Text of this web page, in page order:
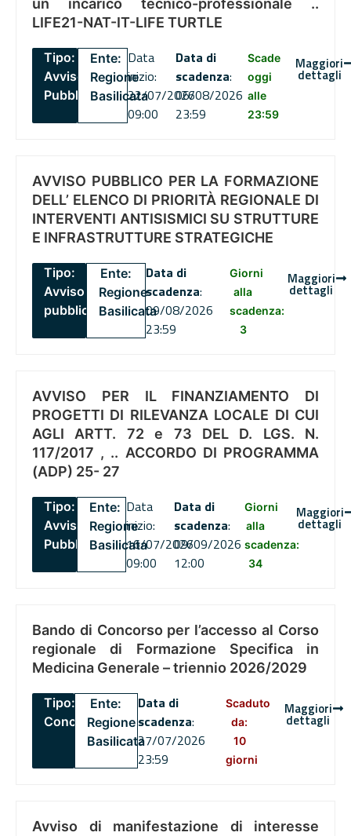
un incarico tecnico-professionale ..
LIFE21-NAT-IT-LIFE TURTLE
Tipo:
Avviso
Pubblico
Ente:
Regione
Basilicata
Data
inizio:
22/07/2026
09:00
Data di
scadenza:
06/08/2026
23:59
Scade
oggi
alle
23:59
Maggiori
dettagli
AVVISO PUBBLICO PER LA FORMAZIONE
DELL’ ELENCO DI PRIORITÀ REGIONALE DI
INTERVENTI ANTISISMICI SU STRUTTURE
E INFRASTRUTTURE STRATEGICHE
Tipo:
Avviso
pubblico
Ente:
Regione
Basilicata
Data di
scadenza:
09/08/2026
23:59
Giorni
alla
scadenza:
3
Maggiori
dettagli
AVVISO PER IL FINANZIAMENTO DI
PROGETTI DI RILEVANZA LOCALE DI CUI
AGLI ARTT. 72 e 73 DEL D. LGS. N.
117/2017 , .. ACCORDO DI PROGRAMMA
(ADP) 25- 27
Tipo:
Avviso
Pubblico
Ente:
Regione
Basilicata
Data
inizio:
16/07/2026
09:00
Data di
scadenza:
09/09/2026
12:00
Giorni
alla
scadenza:
34
Maggiori
dettagli
Bando di Concorso per l’accesso al Corso
regionale di Formazione Specifica in
Medicina Generale – triennio 2026/2029
Tipo:
Concorsi
Ente:
Regione
Basilicata
Data di
scadenza:
27/07/2026
23:59
Scaduto
da:
10
giorni
Maggiori
dettagli
Avviso di manifestazione di interesse